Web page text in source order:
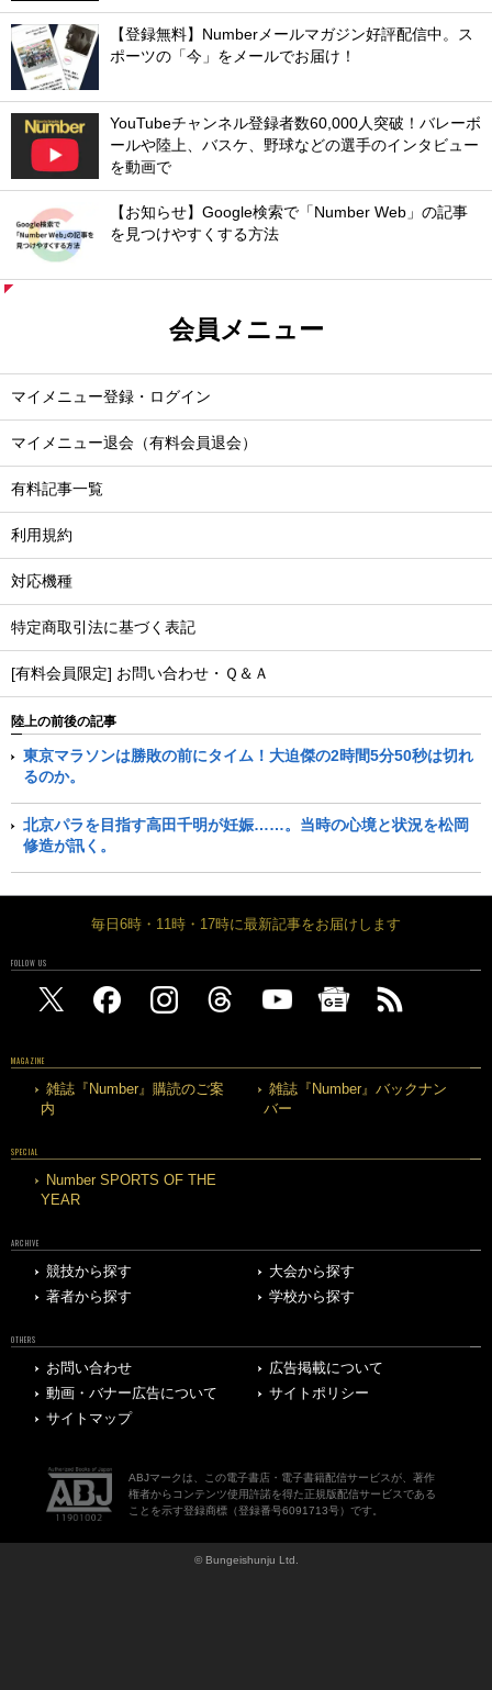
【登録無料】Numberメールマガジン好評配信中。ス
ポーツの「今」をメールでお届け！
YouTubeチャンネル登録者数60,000人突破！バレーボ
ールや陸上、バスケ、野球などの選手のインタビュー
を動画で
【お知らせ】Google検索で「Number Web」の記事
を見つけやすくする方法
会員メニュー
マイメニュー登録・ログイン
マイメニュー退会（有料会員退会）
有料記事一覧
利用規約
対応機種
特定商取引法に基づく表記
[有料会員限定] お問い合わせ・Ｑ＆Ａ
陸上の前後の記事
東京マラソンは勝敗の前にタイム！大迫傑の2時間5分50秒は切れ
るのか。
北京パラを目指す高田千明が妊娠……。当時の心境と状況を松岡
修造が訊く。
毎日6時・11時・17時に最新記事をお届けします
FOLLOW US
MAGAZINE
雑誌『Number』購読のご案
内
雑誌『Number』バックナン
バー
SPECIAL
Number SPORTS OF THE
YEAR
ARCHIVE
競技から探す
大会から探す
著者から探す
学校から探す
OTHERS
お問い合わせ
広告掲載について
動画・バナー広告について
サイトポリシー
サイトマップ
ABJマークは、この電子書店・電子書籍配信サービスが、著作
権者からコンテンツ使用許諾を得た正規版配信サービスである
ことを示す登録商標（登録番号6091713号）です。
© Bungeishunju Ltd.